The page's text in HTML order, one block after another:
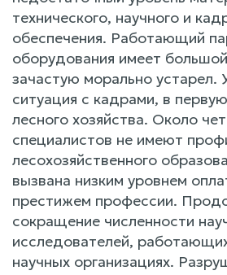
технического, научного и
обеспечения. Работающий
оборудования имеет
зачастую морально устарел.
ситуация с кадрами, в
лесного хозяйства. Около
специалистов не имеют
лесохозяйственного
вызвана низким уровнем
престижем профессии.
сокращение численности
исследователей,
научных организациях.